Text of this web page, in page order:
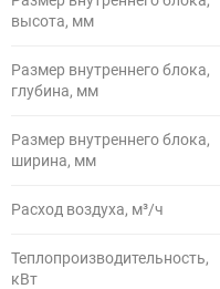
высота, мм
Размер внутреннего блока,
глубина, мм
Размер внутреннего блока,
ширина, мм
Расход воздуха, м³/ч
Теплопроизводительность,
кВт